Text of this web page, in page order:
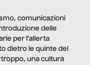
comunicazioni
delle
per l’allerta
dietro le quinte del
una cultura